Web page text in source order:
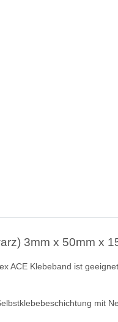
3mm x 50mm x
ACE Klebeband ist
mit